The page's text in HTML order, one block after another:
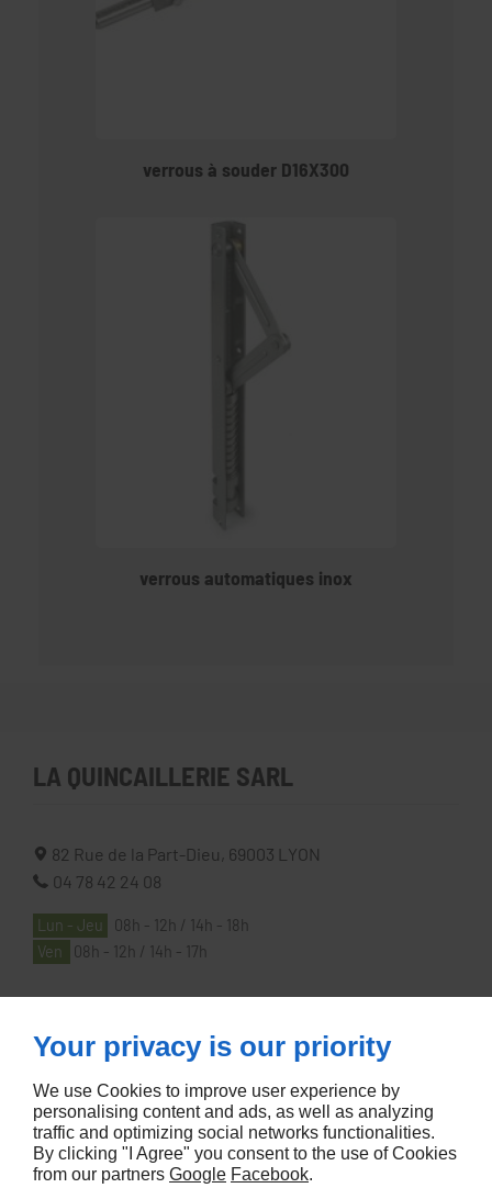
verrous à souder D16X300
verrous automatiques inox
LA QUINCAILLERIE SARL
82 Rue de la Part-Dieu, 69003
LYON
04 78 42 24 08
Lun - Jeu
08h - 12h / 14h - 18h
Ven
08h - 12h / 14h - 17h
À PROPOS
Accueil
Contactez-nous
Mentions légales
Your privacy is our priority
We use Cookies to improve user experience by
personalising content and ads, as well as analyzing
traffic and optimizing social networks functionalities.
By clicking "I Agree" you consent to the use of Cookies
from our partners Google Facebook.